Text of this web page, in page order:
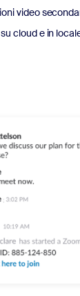
video
cloud e in